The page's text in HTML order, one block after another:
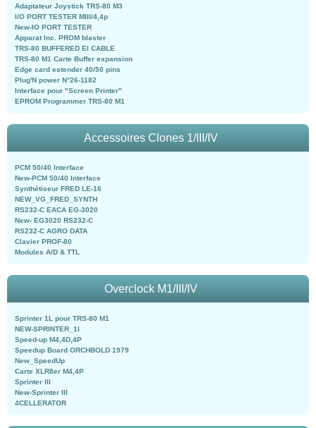
Adaptateur Joystick TRS-80 M3
I/O PORT TESTER MIII/4,4p
New-IO PORT TESTER
Apparat Inc. PROM blaster
TRS-80 BUFFERED EI CABLE
TRS-80 M1 Carte Buffer expansion
Edge card estender 40/50 pins
Plug'N power N°26-1182
Interface pour "Screen Printer"
EPROM Programmer TRS-80 M1
Accessoires Clones 1/III/IV
PCM 50/40 Interface
New-PCM 50/40 Interface
Synthétiseur FRED LE-16
NEW_VG_FRED_SYNTH
RS232-C EACA EG-3020
New- EG3020 RS232-C
RS232-C AGRO DATA
Clavier PROF-80
Modules A/D & TTL
Overclock M1/III/IV
Sprinter 1L pour TRS-80 M1
NEW-SPRINTER_1l
Speed-up M4,4D,4P
Speedup Board ORCHBOLD 1979
New_SpeedUp
Carte XLR8er M4,4P
Sprinter III
New-Sprinter III
4CELLERATOR